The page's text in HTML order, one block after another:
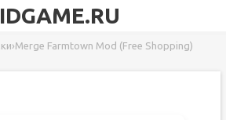
›Merge Farmtown Mod (Free Shopping)